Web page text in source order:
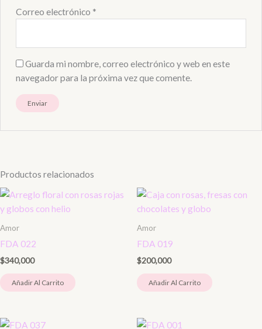
Correo electrónico *
Guarda mi nombre, correo electrónico y web en este
navegador para la próxima vez que comente.
Productos relacionados
Amor
FDA 022
$340,000
Añadir Al Carrito
Amor
FDA 019
$200,000
Añadir Al Carrito